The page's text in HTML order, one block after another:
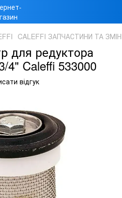
CALEFFI ЗАПЧАСТИНИ ТА
для редуктора
4" Caleffi 533000
відгук